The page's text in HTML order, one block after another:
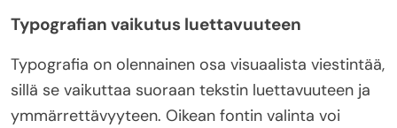
Typografian vaikutus luettavuuteen
Typografia on olennainen osa visuaalista viestintää,
sillä se vaikuttaa suoraan tekstin luettavuuteen ja
ymmärrettävyyteen. Oikean fontin valinta voi